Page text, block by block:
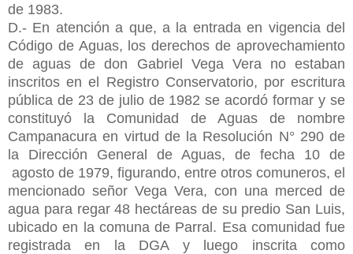
de 1983.
D.- En atención a que, a la entrada en vigencia del
Código de Aguas, los derechos de aprovechamiento
de aguas de don Gabriel Vega Vera no estaban
inscritos en el Registro Conservatorio, por escritura
pública de 23 de julio de 1982 se acordó formar y se
constituyó la Comunidad de Aguas de nombre
Campanacura en virtud de la Resolución N° 290 de
la Dirección General de Aguas, de fecha 10 de
agosto de 1979, figurando, entre otros comuneros, el
mencionado señor Vega Vera, con una merced de
agua para regar 48 hectáreas de su predio San Luis,
ubicado en la comuna de Parral. Esa comunidad fue
registrada en la DGA y luego inscrita como